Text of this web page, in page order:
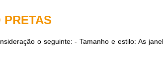
o seguinte: - Tamanho e estilo: As